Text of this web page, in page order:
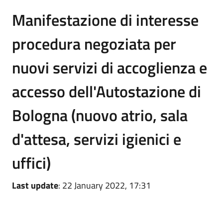
Manifestazione di interesse
procedura negoziata per
nuovi servizi di accoglienza e
accesso dell'Autostazione di
Bologna (nuovo atrio, sala
d'attesa, servizi igienici e
uffici)
Last update: 22 January 2022, 17:31